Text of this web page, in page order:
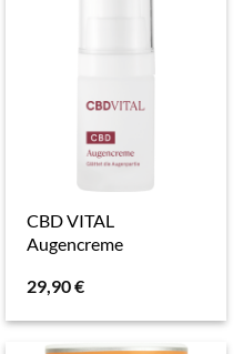
CBD VITAL
Augencreme
29,90€